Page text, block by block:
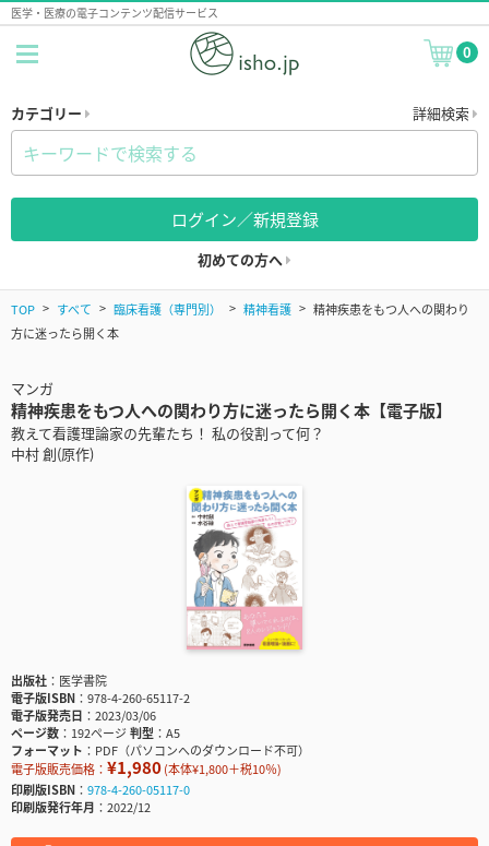
医学・医療の電子コンテンツ配信サービス
0
カテゴリー 詳細検索
ログイン／新規登録
初めての方へ
TOP すべて 臨床看護（専門別） 精神看護
精神疾患をもつ人への関わり
方に迷ったら開く本
マンガ
精神疾患をもつ人への関わり方に迷ったら開く本【電子版】
教えて看護理論家の先輩たち！ 私の役割って何？
中村 創(原作)
出版社
医学書院
電子版ISBN
978-4-260-65117-2
電子版発売日
2023/03/06
ページ数
192ページ判型
A5
フォーマット
PDF（パソコンへのダウンロード不可）
電子版販売価格： ¥1,980(本体¥1,800＋税10％)
印刷版ISBN
978-4-260-05117-0
印刷版発行年月
2022/12